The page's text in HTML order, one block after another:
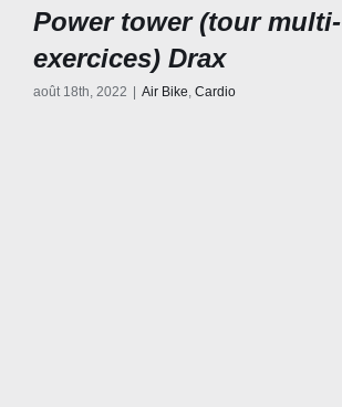
Power tower (tour multi-
exercices) Drax
août 18th, 2022 Air Bike, Cardio